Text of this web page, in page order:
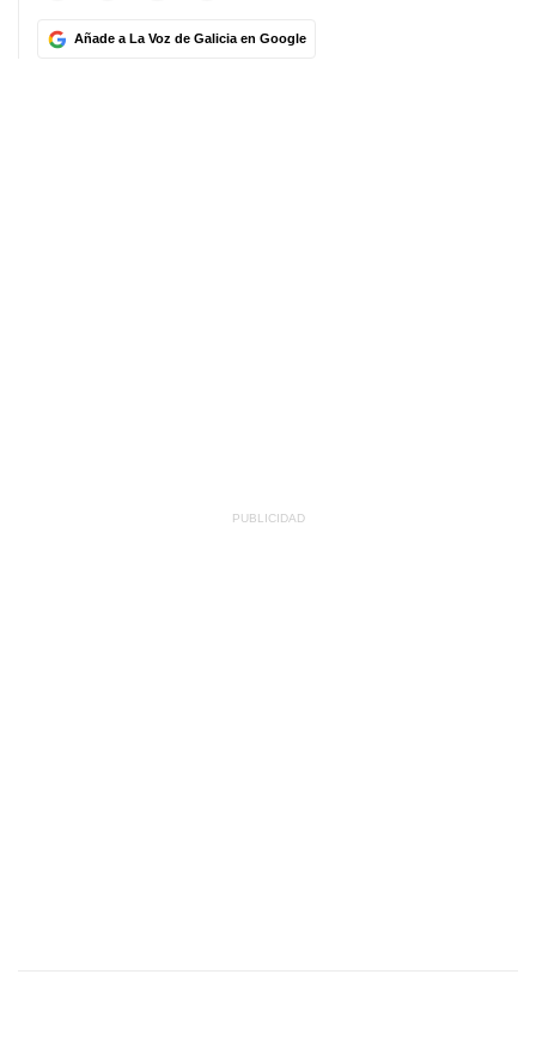
Añade a La Voz de Galicia en Google